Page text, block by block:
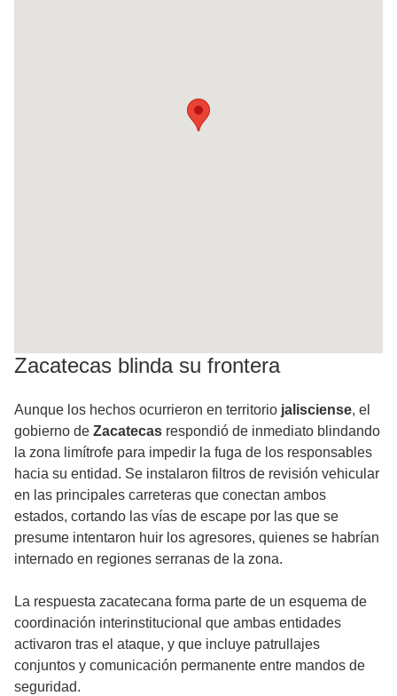
Zacatecas blinda su frontera
Aunque los hechos ocurrieron en territorio jalisciense, el
gobierno de Zacatecas respondió de inmediato blindando
la zona limítrofe para impedir la fuga de los responsables
hacia su entidad. Se instalaron filtros de revisión vehicular
en las principales carreteras que conectan ambos
estados, cortando las vías de escape por las que se
presume intentaron huir los agresores, quienes se habrían
internado en regiones serranas de la zona.
La respuesta zacatecana forma parte de un esquema de
coordinación interinstitucional que ambas entidades
activaron tras el ataque, y que incluye patrullajes
conjuntos y comunicación permanente entre mandos de
seguridad.